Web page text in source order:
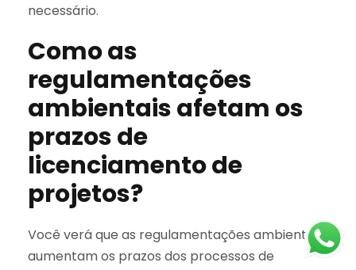
necessário.
Como as
regulamentações
ambientais afetam os
prazos de
licenciamento de
projetos?
Você verá que as regulamentações ambientais
aumentam os prazos dos processos de